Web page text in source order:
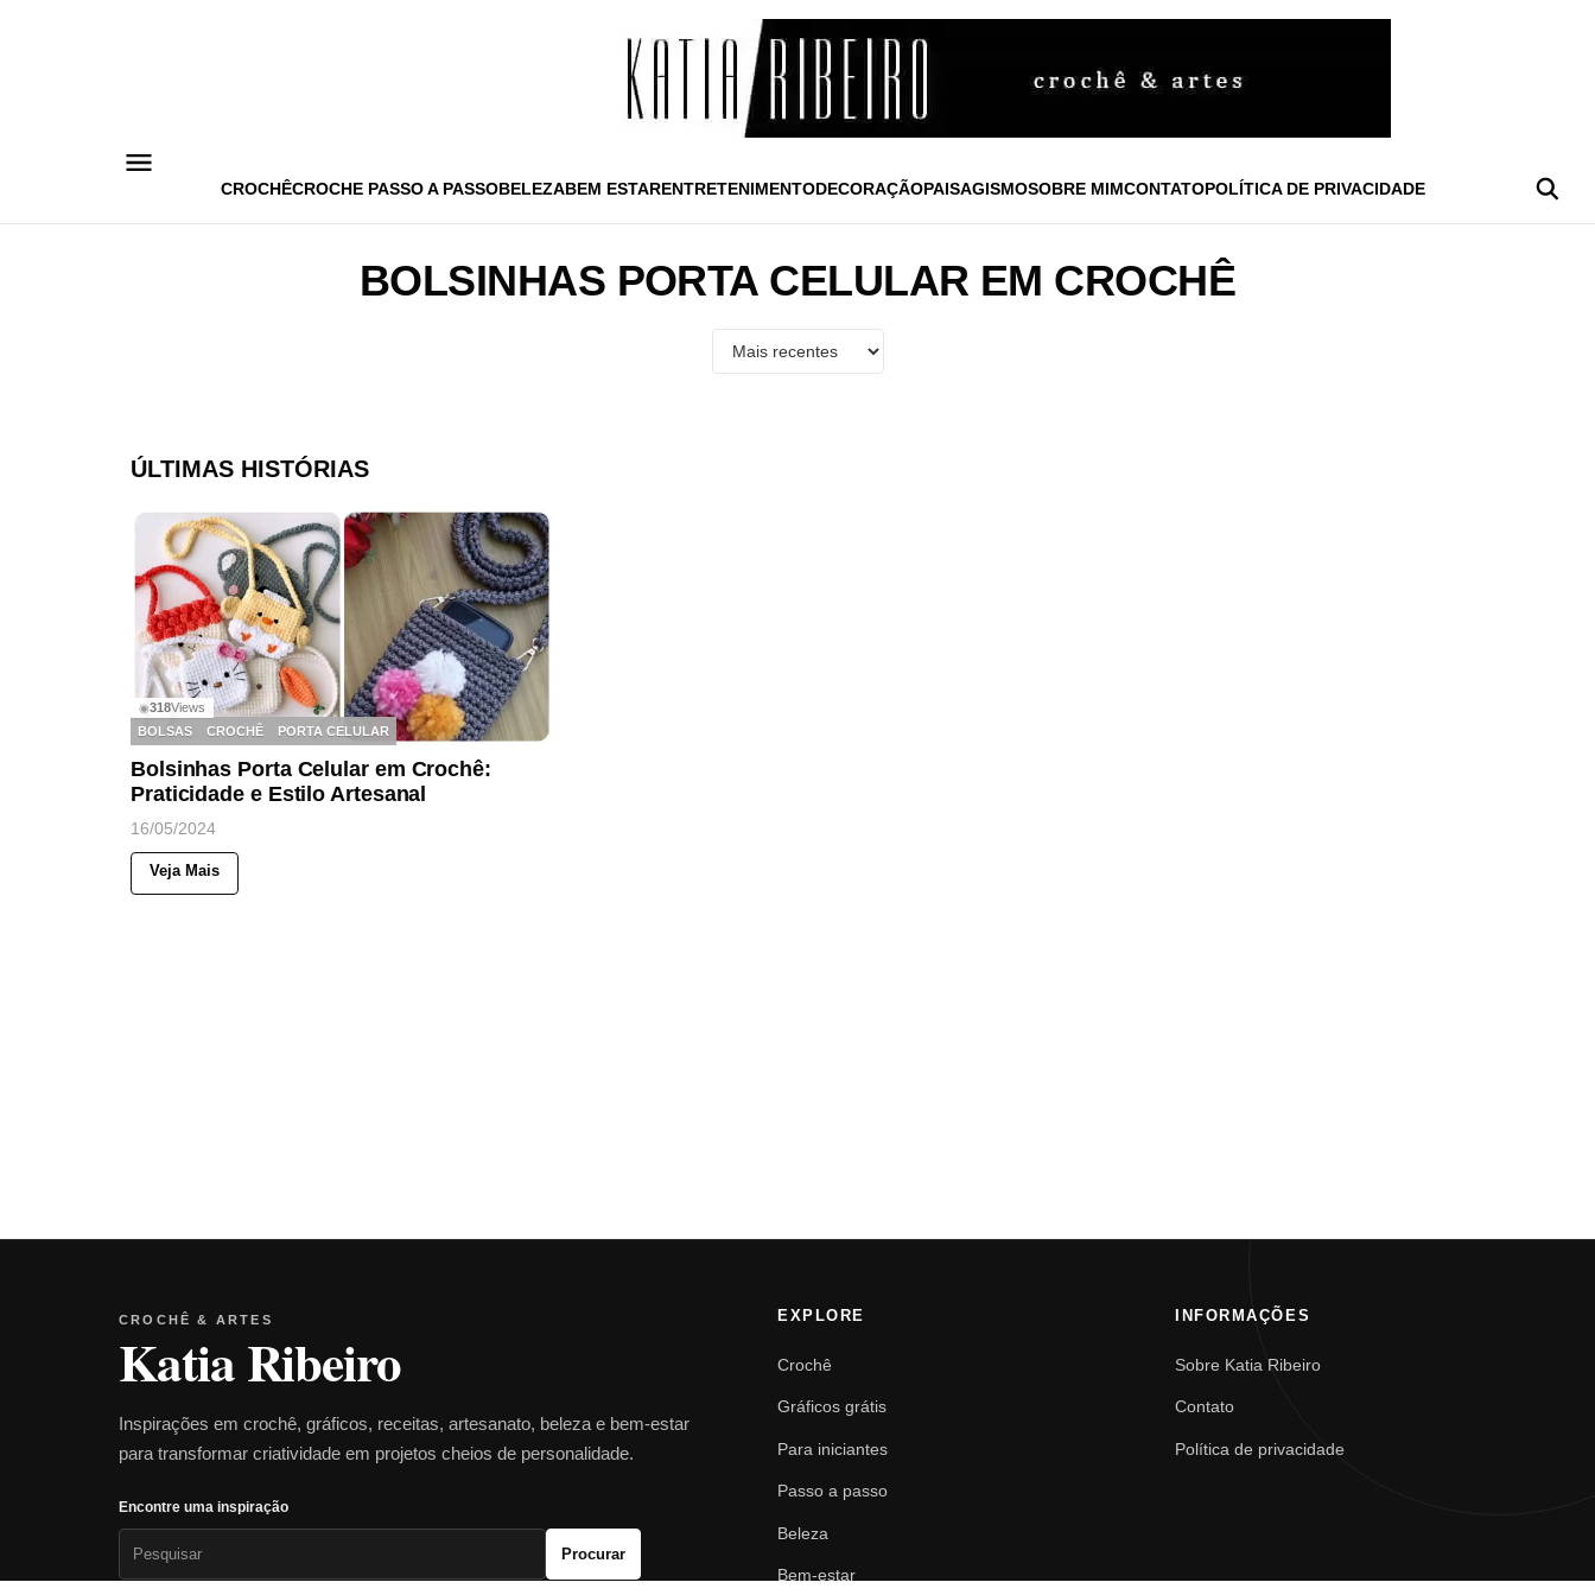
CROCHÊCROCHE PASSO A PASSOBELEZABEM ESTARENTRETENIMENTODECORAÇÃOPAISAGISMOSOBRE MIMCONTATOPOLÍTICA DE PRIVACIDADE
BOLSINHAS PORTA CELULAR EM CROCHÊ
ÚLTIMAS HISTÓRIAS
◉318Views
BOLSAS
CROCHÊ PORTA CELULAR
Bolsinhas Porta Celular em Crochê:
Praticidade e Estilo Artesanal
16/05/2024
Veja Mais
CROCHÊ & ARTES
Katia Ribeiro
Inspirações em crochê, gráficos, receitas, artesanato, beleza e bem-estar
para transformar criatividade em projetos cheios de personalidade.
Encontre uma inspiração
Procurar
EXPLORE
Crochê
Gráficos grátis
Para iniciantes
Passo a passo
Beleza
Bem-estar
INFORMAÇÕES
Sobre Katia Ribeiro
Contato
Política de privacidade